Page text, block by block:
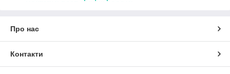
Про нас
Контакти